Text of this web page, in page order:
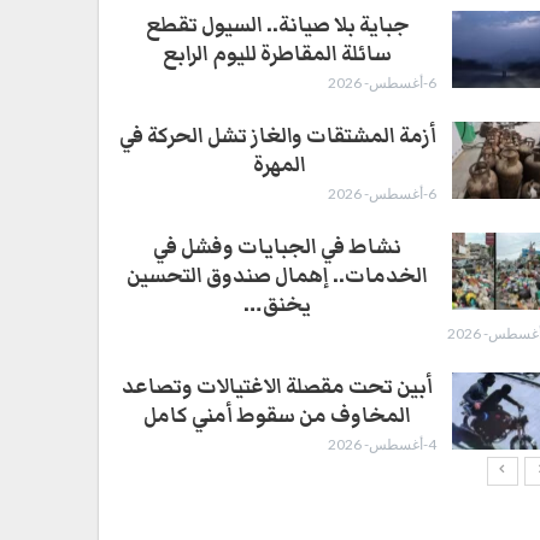
جباية بلا صيانة.. السيول تقطع
سائلة المقاطرة لليوم الرابع
6-أغسطس- 2026
أزمة المشتقات والغاز تشل الحركة في
المهرة ​
6-أغسطس- 2026
نشاط في الجبايات وفشل في
الخدمات.. إهمال صندوق التحسين
يخنق…
أبين تحت مقصلة الاغتيالات وتصاعد
المخاوف من سقوط أمني كامل
4-أغسطس- 2026